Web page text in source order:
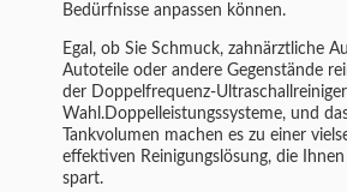
Bedürfnisse anpassen können.
Egal, ob Sie Schmuck, zahnärztliche
Autoteile oder andere Gegenstände
der Doppelfrequenz-
Wahl.Doppelleistungssysteme, und
Tankvolumen machen es zu einer
effektiven Reinigungslösung, die
spart.